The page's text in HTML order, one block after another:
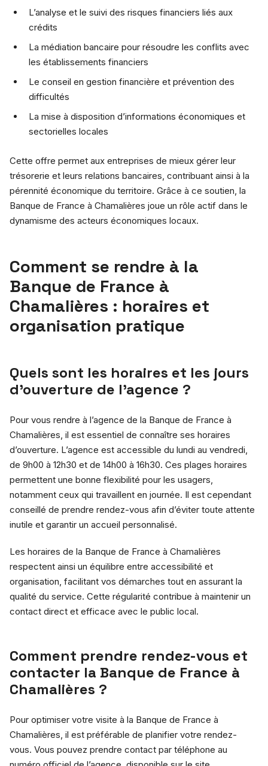
L’analyse et le suivi des risques financiers liés aux
crédits
La médiation bancaire pour résoudre les conflits avec
les établissements financiers
Le conseil en gestion financière et prévention des
difficultés
La mise à disposition d’informations économiques et
sectorielles locales
Cette offre permet aux entreprises de mieux gérer leur
trésorerie et leurs relations bancaires, contribuant ainsi à la
pérennité économique du territoire. Grâce à ce soutien, la
Banque de France à Chamalières joue un rôle actif dans le
dynamisme des acteurs économiques locaux.
Comment se rendre à la
Banque de France à
Chamalières : horaires et
organisation pratique
Quels sont les horaires et les jours
d’ouverture de l’agence ?
Pour vous rendre à l’agence de la Banque de France à
Chamalières, il est essentiel de connaître ses horaires
d’ouverture. L’agence est accessible du lundi au vendredi,
de 9h00 à 12h30 et de 14h00 à 16h30. Ces plages horaires
permettent une bonne flexibilité pour les usagers,
notamment ceux qui travaillent en journée. Il est cependant
conseillé de prendre rendez-vous afin d’éviter toute attente
inutile et garantir un accueil personnalisé.
Les horaires de la Banque de France à Chamalières
respectent ainsi un équilibre entre accessibilité et
organisation, facilitant vos démarches tout en assurant la
qualité du service. Cette régularité contribue à maintenir un
contact direct et efficace avec le public local.
Comment prendre rendez-vous et
contacter la Banque de France à
Chamalières ?
Pour optimiser votre visite à la Banque de France à
Chamalières, il est préférable de planifier votre rendez-
vous. Vous pouvez prendre contact par téléphone au